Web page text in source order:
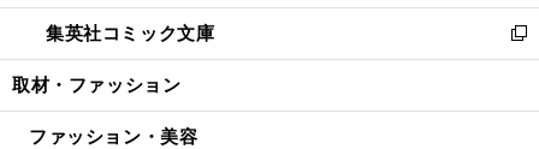
開
く
ウ
で
開
ン
ド
ウ
開
ウ
ィ
ン
ウ
し
い
ウ
ン
集英社コミック文庫
新
し
ウ
取材・ファッション
ファッション・美容